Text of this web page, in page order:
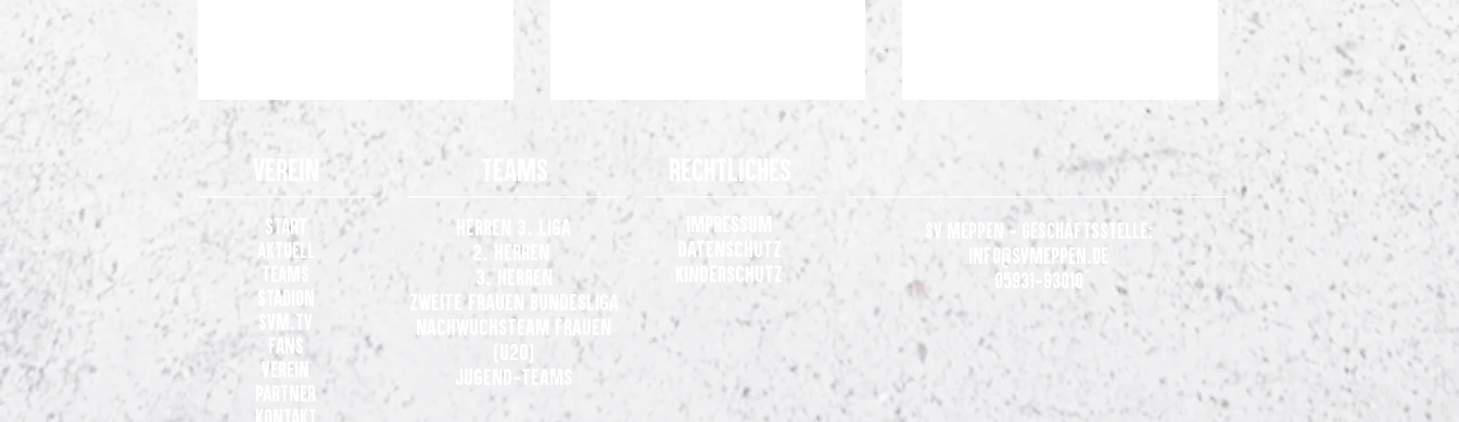
Heimpremiere im Blick: SVM-Frauen
wollen nächsten Dreier
2.000 Meppener im Rücken: SVM
heiß auf den Drittliga-Start in
Duisburg
Anne Bhagerath verstärkt den SV
Meppen
Verein
Start
Aktuell
Teams
Stadion
SVM.TV
Fans
Verein
Partner
Teams
Herren 3. Liga
2. Herren
3. Herren
Zweite Frauen
Bundesliga
Nachwuchsteam Frauen
(U20)
Jugend-Teams
Rechtliches
Impressum
Datenschutz
Kinderschutz
SV Meppen - Geschäftsstelle:
Info@svmeppen.de
05931-93010